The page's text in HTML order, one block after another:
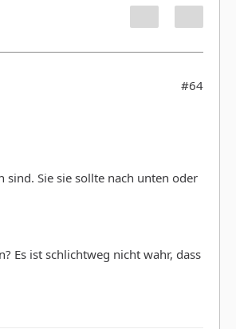
#64
Sie sie sollte nach unten oder
Es ist schlichtweg nicht wahr, dass